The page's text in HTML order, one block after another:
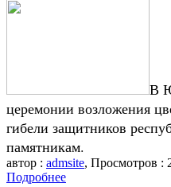
В
церемонии возложения
гибели защитников
памятникам.
автор : admsite, Просмотров :
Подробнее